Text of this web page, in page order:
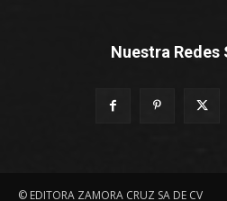
Nuestra Redes
© EDITORA ZAMORA CRUZ SA DE CV